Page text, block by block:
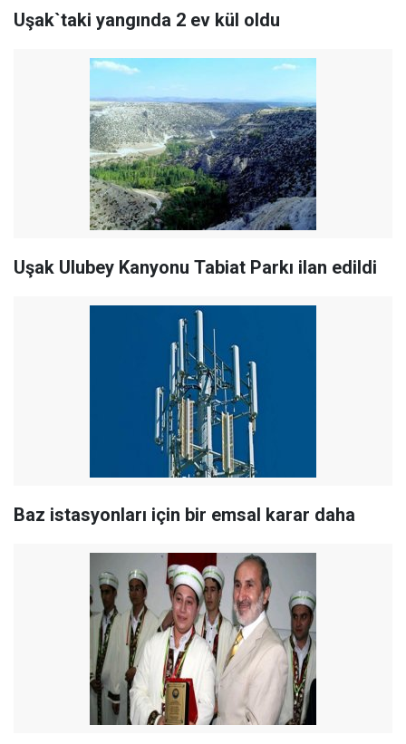
Uşak`taki yangında 2 ev kül oldu
Uşak Ulubey Kanyonu Tabiat Parkı ilan edildi
Baz istasyonları için bir emsal karar daha